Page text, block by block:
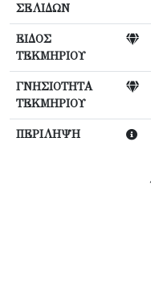
ΣΕΛΙΔΩΝ
ΕΙΔΟΣ
ΤΕΚΜΗΡΙΟΥ
ΓΝΗΣΙΟΤΗΤΑ
ΤΕΚΜΗΡΙΟΥ
ΠΕΡΙΛΗΨΗ